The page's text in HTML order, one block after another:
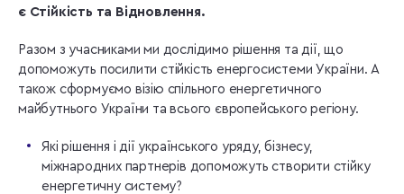
є Стійкість та Відновлення.
Разом з учасниками ми дослідимо рішення та дії, що
допоможуть посилити стійкість енергосистеми України. А
також сформуємо візію спільного енергетичного
майбутнього України та всього європейського регіону.
Які рішення і дії українського уряду, бізнесу,
міжнародних партнерів допоможуть створити стійку
енергетичну систему?